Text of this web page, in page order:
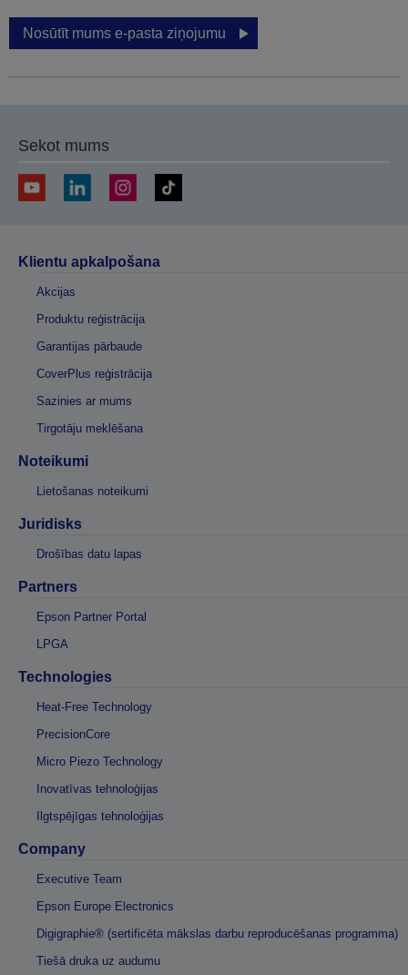
Nosūtīt mums e-pasta ziņojumu
Sekot mums
Klientu apkalpošana
Akcijas
Produktu reģistrācija
Garantijas pārbaude
CoverPlus reģistrācija
Sazinies ar mums
Tirgotāju meklēšana
Noteikumi
Lietošanas noteikumi
Juridisks
Drošības datu lapas
Partners
Epson Partner Portal
LPGA
Technologies
Heat-Free Technology
PrecisionCore
Micro Piezo Technology
Inovatīvas tehnoloģijas
Ilgtspējīgas tehnoloģijas
Company
Executive Team
Epson Europe Electronics
Digigraphie® (sertificēta mākslas darbu reproducēšanas programma)
Tiešā druka uz audumu